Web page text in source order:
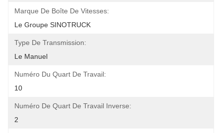
Marque De Boîte De Vitesses:
Le Groupe SINOTRUCK
Type De Transmission:
Le Manuel
Numéro Du Quart De Travail:
10
Numéro De Quart De Travail Inverse:
2